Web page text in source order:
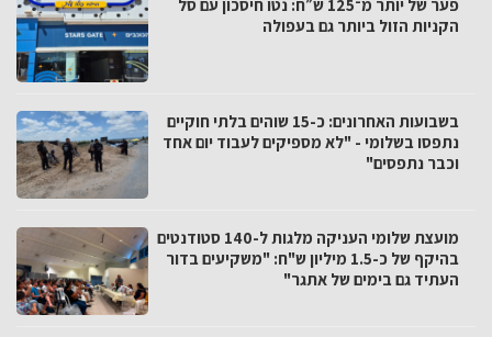
פער של יותר מ־125 ש״ח: נטו חיסכון עם סל
הקניות הזול ביותר גם בעפולה
בשבועות האחרונים: כ-15 שוהים בלתי חוקיים
נתפסו בשלומי - "לא מספיקים לעבוד יום אחד
וכבר נתפסים"
מועצת שלומי העניקה מלגות ל-140 סטודנטים
בהיקף של כ-1.5 מיליון ש"ח: "משקיעים בדור
העתיד גם בימים של אתגר"